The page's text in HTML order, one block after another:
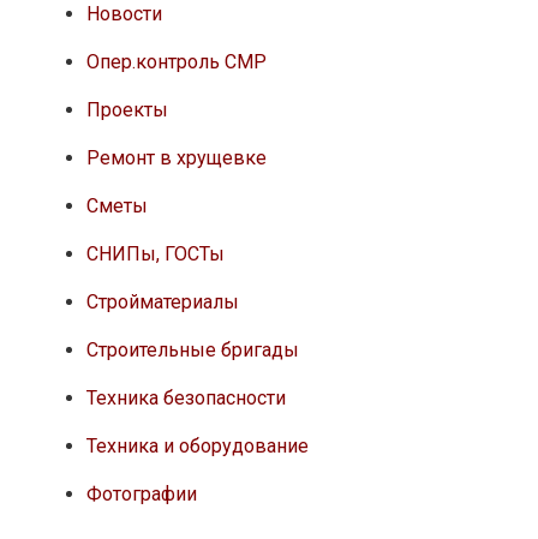
Новости
Опер.контроль СМР
Проекты
Ремонт в хрущевке
Сметы
СНИПы, ГОСТы
Стройматериалы
Строительные бригады
Техника безопасности
Техника и оборудование
Фотографии